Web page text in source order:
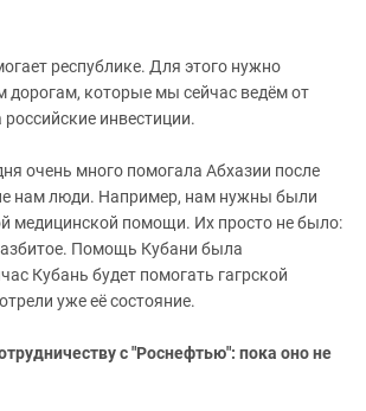
республике. Для этого нужно
дорогам, которые мы сейчас ведём от
инвестиции.
очень много помогала Абхазии после
нам люди. Например, нам нужны были
медицинской помощи. Их просто не было:
Помощь Кубани была
Кубань будет помогать гагрской
уже её состояние.
с "Роснефтью": пока оно не